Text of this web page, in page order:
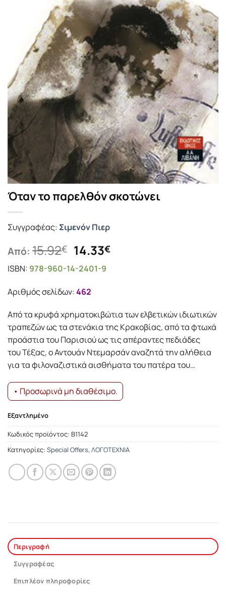
Όταν το παρελθόν σκοτώνει
Συγγραφέας: Σιμενόν Πιερ
Από: 15.92€ Original
price
was:
15.92€.
14.33€Η
ISBN: 978-960-14-2401-9
Αριθμός σελίδων:462
Από τα κρυφά χρηματοκιβώτια των ελβετικών ιδιωτικών
τραπεζών ως τα στενάκια της Κρακοβίας, από τα φτωχά
προάστια του Παρισιού ως τις απέραντες πεδιάδες
του Τέξας, ο Αντουάν Ντεμαρσάν αναζητά την αλήθεια
για τα φιλοναζιστικά αισθήματα του πατέρα του…
• Προσωρινά μη διαθέσιμο.
Εξαντλημένο
Κωδικός προϊόντος: Β1142
Κατηγορίες: Special Offers, ΛΟΓΟΤΕΧΝΙΑ
Περιγραφή
Συγγραφέας
Επιπλέον πληροφορίες